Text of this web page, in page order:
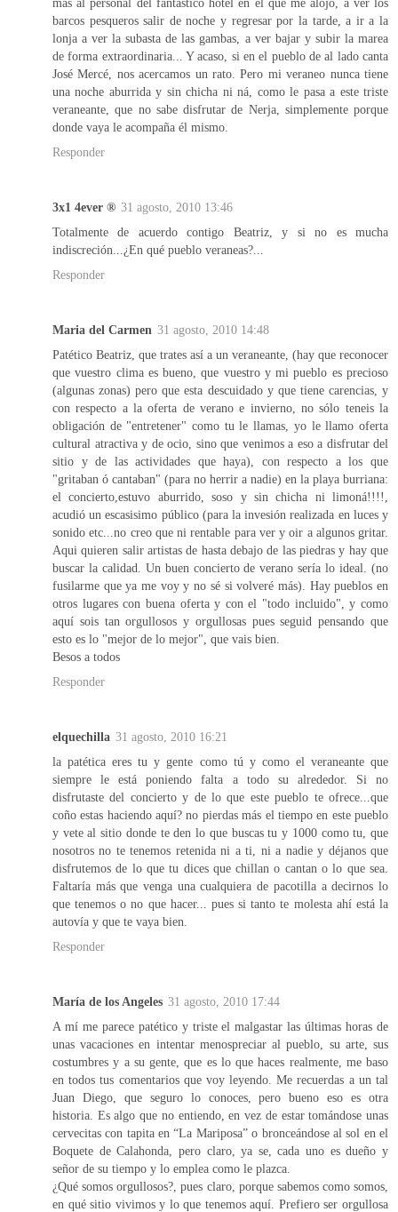
barcos pesqueros salir de noche y regresar por la tarde, a ir a la
lonja a ver la subasta de las gambas, a ver bajar y subir la marea
de forma extraordinaria... Y acaso, si en el pueblo de al lado canta
José Mercé, nos acercamos un rato. Pero mi veraneo nunca tiene
una noche aburrida y sin chicha ni ná, como le pasa a este triste
veraneante, que no sabe disfrutar de Nerja, simplemente porque
donde vaya le acompaña él mismo.
Responder
3x1 4ever ® 31 agosto, 2010 13:46
Totalmente de acuerdo contigo Beatriz, y si no es mucha
indiscreción...¿En qué pueblo veraneas?...
Responder
Maria del Carmen 31 agosto, 2010 14:48
Patético Beatriz, que trates así a un veraneante, (hay que reconocer
que vuestro clima es bueno, que vuestro y mi pueblo es precioso
(algunas zonas) pero que esta descuidado y que tiene carencias, y
con respecto a la oferta de verano e invierno, no sólo teneis la
obligación de "entretener" como tu le llamas, yo le llamo oferta
cultural atractiva y de ocio, sino que venimos a eso a disfrutar del
sitio y de las actividades que haya), con respecto a los que
"gritaban ó cantaban" (para no herrir a nadie) en la playa burriana:
el concierto,estuvo aburrido, soso y sin chicha ni limoná!!!!,
acudió un escasisimo público (para la invesión realizada en luces y
sonido etc...no creo que ni rentable para ver y oir a algunos gritar.
Aqui quieren salir artistas de hasta debajo de las piedras y hay que
buscar la calidad. Un buen concierto de verano sería lo ideal. (no
fusilarme que ya me voy y no sé si volveré más). Hay pueblos en
otros lugares con buena oferta y con el "todo incluido", y como
aquí sois tan orgullosos y orgullosas pues seguid pensando que
esto es lo "mejor de lo mejor", que vais bien.
Besos a todos
Responder
elquechilla 31 agosto, 2010 16:21
la patética eres tu y gente como tú y como el veraneante que
siempre le está poniendo falta a todo su alrededor. Si no
disfrutaste del concierto y de lo que este pueblo te ofrece...que
coño estas haciendo aquí? no pierdas más el tiempo en este pueblo
y vete al sitio donde te den lo que buscas tu y 1000 como tu, que
nosotros no te tenemos retenida ni a ti, ni a nadie y déjanos que
disfrutemos de lo que tu dices que chillan o cantan o lo que sea.
Faltaría más que venga una cualquiera de pacotilla a decirnos lo
que tenemos o no que hacer... pues si tanto te molesta ahí está la
autovía y que te vaya bien.
Responder
María de los Angeles 31 agosto, 2010 17:44
A mí me parece patético y triste el malgastar las últimas horas de
unas vacaciones en intentar menospreciar al pueblo, su arte, sus
costumbres y a su gente, que es lo que haces realmente, me baso
en todos tus comentarios que voy leyendo. Me recuerdas a un tal
Juan Diego, que seguro lo conoces, pero bueno eso es otra
historia. Es algo que no entiendo, en vez de estar tomándose unas
cervecitas con tapita en “La Mariposa” o bronceándose al sol en el
Boquete de Calahonda, pero claro, ya se, cada uno es dueño y
señor de su tiempo y lo emplea como le plazca.
¿Qué somos orgullosos?, pues claro, porque sabemos como somos,
en qué sitio vivimos y lo que tenemos aquí. Prefiero ser orgullosa